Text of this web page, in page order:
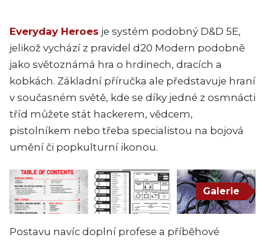
Everyday Heroes je systém podobný D&D 5E,
jelikož vychází z pravidel d20 Modern podobně
jako světoznámá hra o hrdinech, dracích a
kobkách. Základní příručka ale představuje hraní
v současném světě, kde se díky jedné z osmnácti
tříd můžete stát hackerem, vědcem,
pistolníkem nebo třeba specialistou na bojová
umění či popkulturní ikonou.
Galerie
Postavu navíc doplní profese a příběhové